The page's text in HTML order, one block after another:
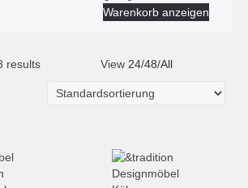
Warenkorb anzeigen
results View 24/48/All